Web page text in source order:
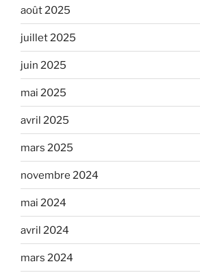
août 2025
juillet 2025
juin 2025
mai 2025
avril 2025
mars 2025
novembre 2024
mai 2024
avril 2024
mars 2024